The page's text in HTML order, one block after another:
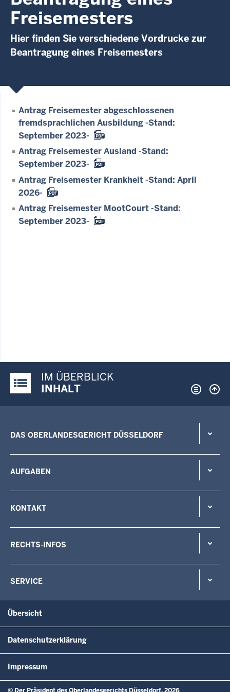
Freisemesters
Hier finden Sie verschiedene Vordrucke zur
Beantragung eines Freisemesters
Antrag Freisemester abgeschlossenen
fremdsprachlichen Ausbildung -Stand:
September 2023-
Antrag Freisemester Ausland -Stand:
September 2023-
Antrag Freisemester Krankheit -Stand: April
2026-
Antrag Freisemester MootCourt -Stand:
September 2023-
Justiz-Portal im Überblick:
IM ÜBERBLICK
INHALT
DAS OBERLANDESGERICHT DÜSSELDORF
AUFGABEN
KONTAKT
RECHTS-INFOS
SERVICE
Übersicht
Datenschutzerklärung
Impressum
© Der Präsident des Oberlandesgerichts Düsseldorf, 2026